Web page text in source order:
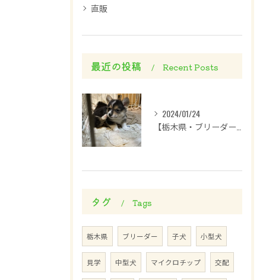
直販
最近の投稿 Recent Posts
2024/01/24
タグ Tags
栃木県 ブリーダー 子犬 小型犬
見学 中型犬 マイクロチップ 交配